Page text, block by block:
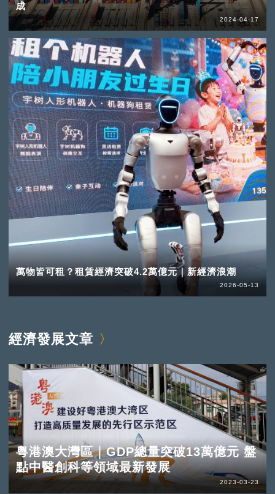
成
2024-04-17
萬物皆可租？租賃經濟突破4.2萬億元｜新經濟浪潮
2026-05-13
經濟發展文章
粵港澳大灣區｜GDP總量突破13萬億元 盤
點中醫創科等領域最新發展
2023-03-23